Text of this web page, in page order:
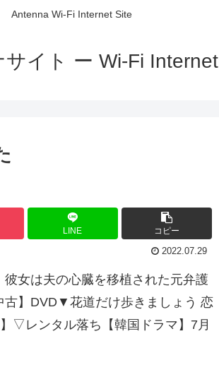
Antenna Wi-Fi Internet Site
サイト ー Wi-Fi Internet
LINE コピー
2022.07.29
女は夫の心臓を移植された元弁護
】DVD▼花道だけ歩きましょう 恋
▽レンタル落ち【韓国ドラマ】7月